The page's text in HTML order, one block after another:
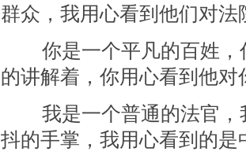
群众，我用心看到他们对法
你是一个平凡的百姓，
的讲解着，你用心看到他对
我是一个普通的法官，
抖的手掌，我用心看到的